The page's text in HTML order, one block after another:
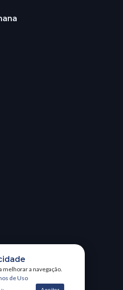
melhorar a navegação.
de Uso